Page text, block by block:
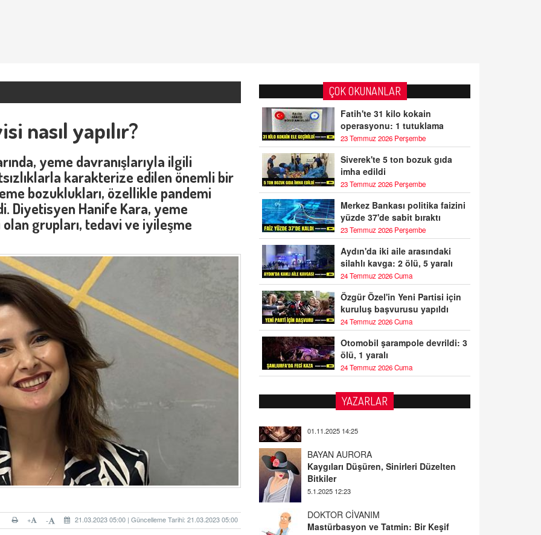
nasıl yapılır?
yeme davranışlarıyla ilgili
karakterize edilen önemli bir
bozuklukları, özellikle pandemi
Diyetisyen Hanife Kara, yeme
grupları, tedavi ve iyileşme
21.03.2023 05:00 | Güncelleme Tarihi: 21.03.2023 05:00
-
+
ÇOK OKUNANLAR
Fatih'te 31 kilo kokain
operasyonu: 1 tutuklama
23 Temmuz 2026 Perşembe
Siverek'te 5 ton bozuk gıda
imha edildi
23 Temmuz 2026 Perşembe
Merkez Bankası politika faizini
yüzde 37'de sabit bıraktı
23 Temmuz 2026 Perşembe
Aydın'da iki aile arasındaki
silahlı kavga: 2 ölü, 5 yaralı
24 Temmuz 2026 Cuma
Özgür Özel'in Yeni Partisi için
kuruluş başvurusu yapıldı
24 Temmuz 2026 Cuma
Otomobil şarampole devrildi: 3
ölü, 1 yaralı
24 Temmuz 2026 Cuma
YAZARLAR
BAYAN AURORA
Bitkiler
5.1.2025 12:23
DOKTOR CİVANIM
Yolculuğu
13.11.2024 22:51